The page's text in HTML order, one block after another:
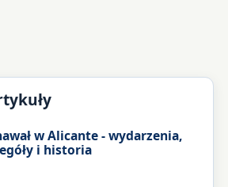
w Alicante - wydarzenia,
i historia